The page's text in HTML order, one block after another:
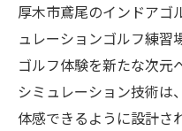
厚木市鳶尾のインドアゴ
ュレーションゴルフ練習
ゴルフ体験を新たな次元
シミュレーション技術は
体感できるように設計さ